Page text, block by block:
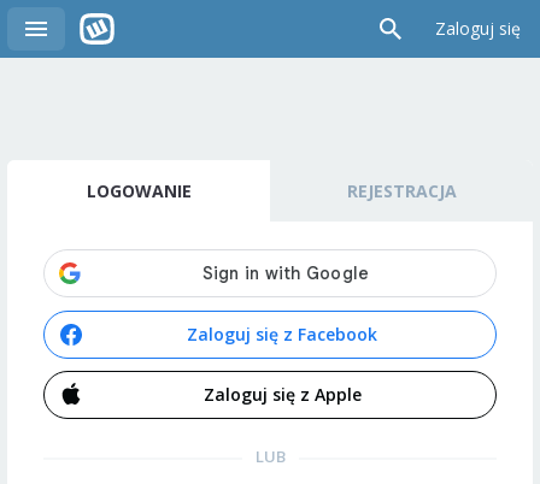
Zaloguj się
LOGOWANIE REJESTRACJA
Zaloguj się z Facebook
Zaloguj się z Apple
LUB